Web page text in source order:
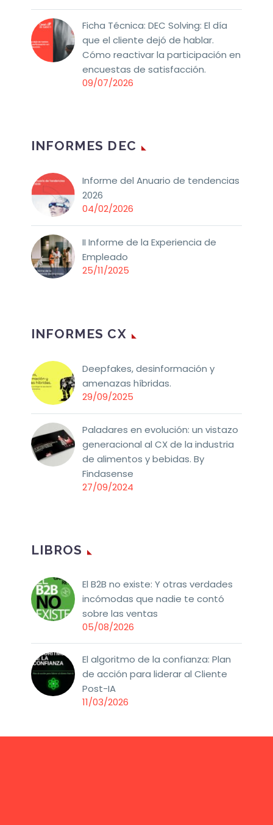
Ficha Técnica: DEC Solving: El día
que el cliente dejó de hablar.
Cómo reactivar la participación en
encuestas de satisfacción.
09/07/2026
INFORMES DEC
Informe del Anuario de tendencias
2026
04/02/2026
II Informe de la Experiencia de
Empleado
25/11/2025
INFORMES CX
Deepfakes, desinformación y
amenazas híbridas.
29/09/2025
Paladares en evolución: un vistazo
generacional al CX de la industria
de alimentos y bebidas. By
Findasense
27/09/2024
LIBROS
El B2B no existe: Y otras verdades
incómodas que nadie te contó
sobre las ventas
05/08/2026
El algoritmo de la confianza: Plan
de acción para liderar al Cliente
Post-IA
11/03/2026